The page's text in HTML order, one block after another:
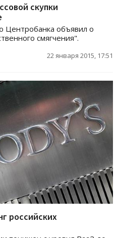
скупки
Центробанка объявил о
смягчения".
22 января 2015, 17:51
российских